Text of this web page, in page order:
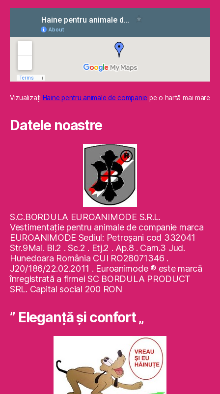
Vizualizaţi Haine pentru animale de companie pe o hartă mai mare
Datele noastre
S.C.BORDULA EUROANIMODE S.R.L.
Vestimentaţie pentru animale de companie marca
EUROANIMODE Sediul: Petroşani cod 332041
Str.9Mai. Bl.2 . Sc.2 . Etj.2 . Ap.8 . Cam.3 Jud.
Hunedoara România CUI RO28071346 .
J20/186/22.02.2011 . Euroanimode ® este marcă
înregistrată a firmei SC BORDULA PRODUCT
SRL. Capital social 200 RON
” Eleganţă şi confort „